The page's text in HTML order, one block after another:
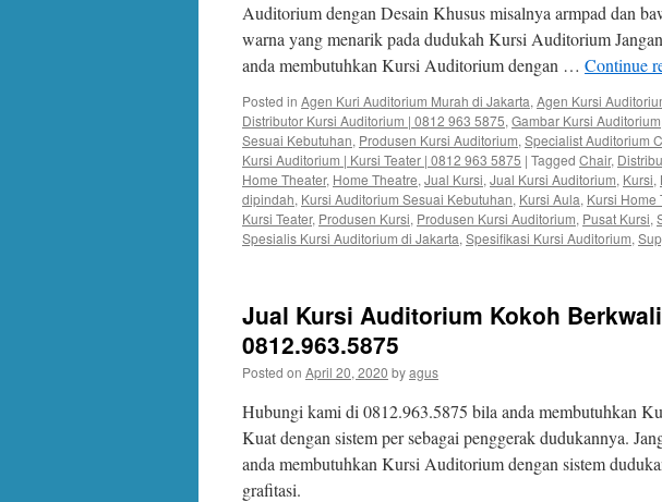
Auditorium dengan Desain Khusus misalnya armpad dan
warna yang menarik pada dudukah Kursi Auditorium
anda membutuhkan Kursi Auditorium dengan … Continue
Posted in Agen Kuri Auditorium Murah di Jakarta, Agen Kursi
Distributor Kursi Auditorium | 0812 963 5875, Gambar Kursi Auditorium
Sesuai Kebutuhan, Produsen Kursi Auditorium, Specialist Auditorium
Kursi Auditorium | Kursi Teater | 0812 963 5875 | Tagged Chair,
Home Theater, Home Theatre, Jual Kursi, Jual Kursi Auditorium, Kursi,
dipindah, Kursi Auditorium Sesuai Kebutuhan, Kursi Aula, Kursi Home
Kursi Teater, Produsen Kursi, Produsen Kursi Auditorium, Pusat Kursi,
Spesialis Kursi Auditorium di Jakarta, Spesifikasi Kursi Auditorium,
Jual Kursi Auditorium Kokoh
0812.963.5875
Posted on April 20, 2020 byagus
Hubungi kami di 0812.963.5875 bila anda membutuhkan
Kuat dengan sistem per sebagai penggerak dudukannya.
anda membutuhkan Kursi Auditorium dengan sistem
grafitasi.